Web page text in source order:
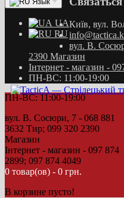
UA
RU
Київ, вул.
вул. В.
2390 Магазин
Інтернет - магазин -
ПН-ВС: 11:00-19:00
ПН-ВС: 11:00-19:00
вул. В. Сосюри, 7 - 068 881
3632 Тир; 099 320 2390
Магазин
Інтернет - магазин - 097 874
2899; 097 874 4049
0 товар(ов) - 0 грн.
В корзине пусто!